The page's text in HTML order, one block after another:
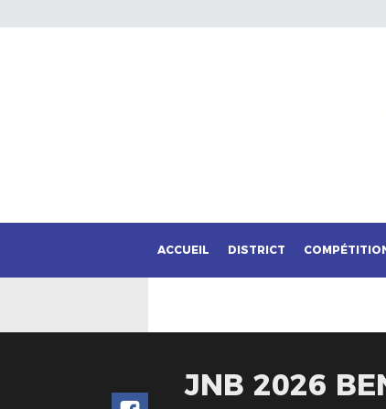
ACCUEIL DISTRICT
JNB 2026